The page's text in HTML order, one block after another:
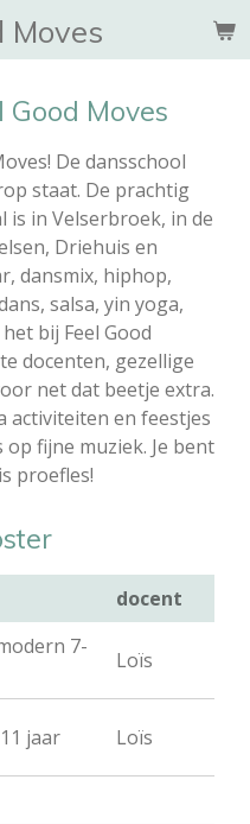
Moves
Moves
De dansschool
staat. De prachtig
is in Velserbroek, in de
Driehuis en
dansmix, hiphop,
salsa, yin yoga,
bij Feel Good
docenten, gezellige
net dat beetje extra.
activiteiten en feestjes
fijne muziek. Je bent
proefles!
docent
7-
Loïs
jaar Loïs